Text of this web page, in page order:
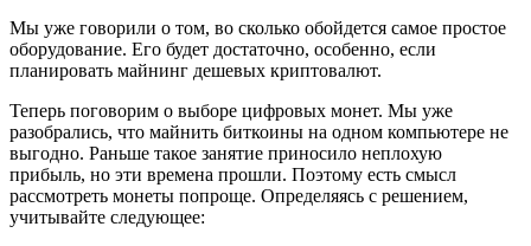
Мы уже говорили о том, во сколько обойдется самое простое
оборудование. Его будет достаточно, особенно, если
планировать майнинг дешевых криптовалют.
Теперь поговорим о выборе цифровых монет. Мы уже
разобрались, что майнить биткоины на одном компьютере не
выгодно. Раньше такое занятие приносило неплохую
прибыль, но эти времена прошли. Поэтому есть смысл
рассмотреть монеты попроще. Определяясь с решением,
учитывайте следующее: